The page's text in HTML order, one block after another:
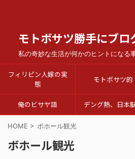
モトボサツ勝手にブ
私の奇妙な生活が何かのヒントにな
フィリピン人嫁の実
態
モトボサツ的
俺のビサヤ語 デング熱、日本
HOME > ボホール観光
ボホール観光